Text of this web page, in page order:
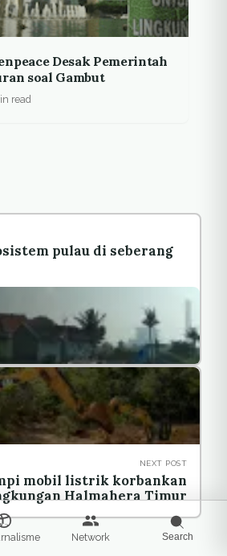
Desak Pemerintah
soal Gambut
read
pulau di seberang
NEXT POST
mobil listrik korbankan
Halmahera Timur
Network Search